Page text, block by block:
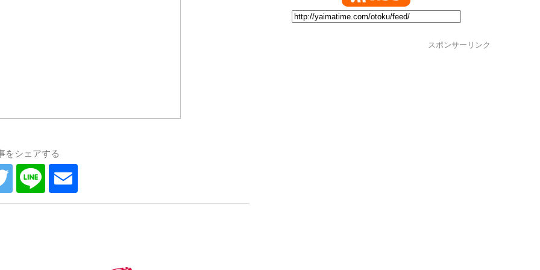
をシェアする
スポンサーリンク